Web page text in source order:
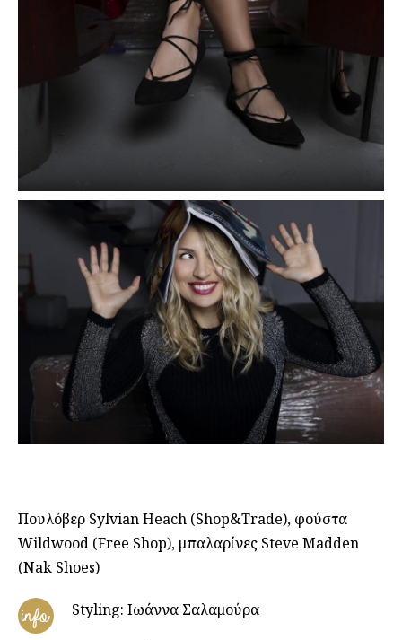
Πουλόβερ Sylvian Heach (Shop&Trade), φούστα
Wildwood (Free Shop), μπαλαρίνες Steve Madden
(Nak Shoes)
info Styling: Ιωάννα Σαλαμούρα